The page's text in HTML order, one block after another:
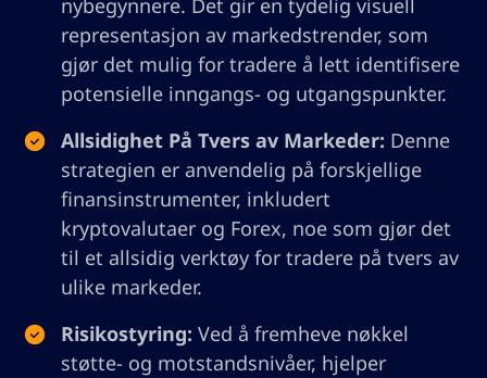
nybegynnere. Det gir en tydelig visuell
representasjon av markedstrender, som
gjør det mulig for tradere å lett identifisere
potensielle inngangs- og utgangspunkter.
Allsidighet På Tvers av Markeder: Denne
strategien er anvendelig på forskjellige
finansinstrumenter, inkludert
kryptovalutaer og Forex, noe som gjør det
til et allsidig verktøy for tradere på tvers av
ulike markeder.
Risikostyring: Ved å fremheve nøkkel
støtte- og motstandsnivåer, hjelper